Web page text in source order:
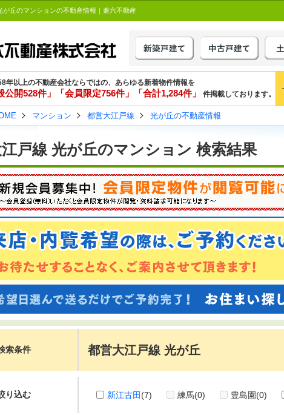
が丘のマンションの不動産情報｜兼六不動産
年以上の不動産会社ならではの、あらゆる新着物件情報を
公開528件」「会員限定756件」「合計1,284件」 件掲載しております。
マンション 都営大江戸線 光が丘の不動産情報
戸線 光が丘のマンション 検索結果
索条件 都営大江戸線 光が丘
り込む 新江古田 (7) 練馬(0) 豊島園(0)